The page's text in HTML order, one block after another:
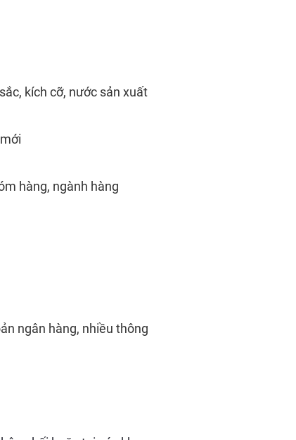
kích cỡ, nước sản xuất
hàng, ngành hàng
ngân hàng, nhiều thông